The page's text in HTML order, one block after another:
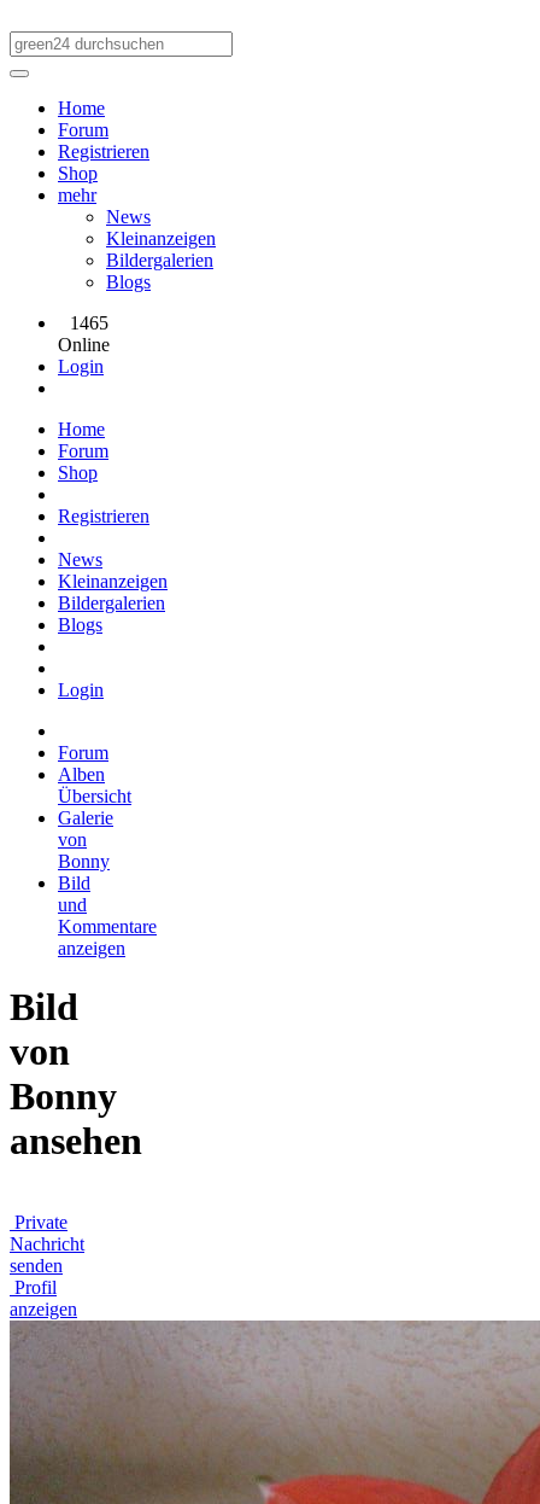
Home
Forum
Registrieren
Shop
mehr
News
Kleinanzeigen
Bildergalerien
Blogs
1465
Online
Login
Home
Forum
Shop
Registrieren
News
Kleinanzeigen
Bildergalerien
Blogs
Login
Forum
Alben
Übersicht
Galerie
von
Bonny
Bild
und
Kommentare
anzeigen
Bild
von
Bonny
ansehen
Private
Nachricht
senden
Profil
anzeigen